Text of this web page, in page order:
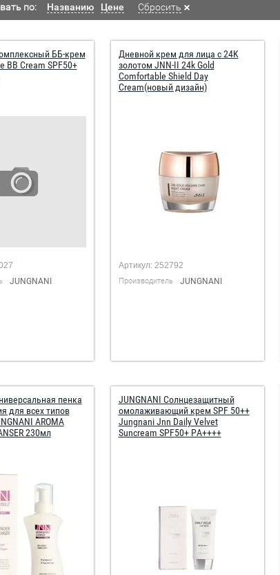
по: Названию Цене Сбросить
ББ-крем
BB Cream SPF50+
JUNGNANI
Дневной крем для лица с 24K
золотом JNN-II 24k Gold
Comfortable Shield Day
Cream(новый дизайн)
Артикул:252792
Производитель JUNGNANI
пенка
для всех типов
AROMA
230мл
JUNGNANI Солнцезащитный
омолаживающий крем SPF 50++
Jungnani Jnn Daily Velvet
Suncream SPF50+ PA++++